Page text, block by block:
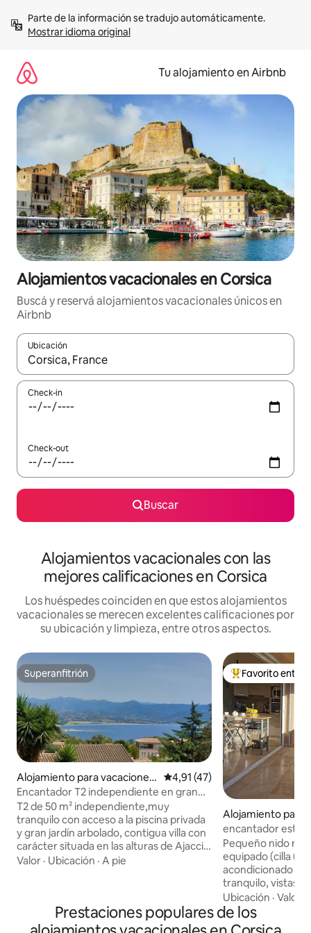
contenidoMostrar idioma original
Tu alojamiento en Airbnb
Alojamientos vacacionales en Corsica
Buscá y reservá alojamientos vacacionales únicos en
Airbnb
Ubicación
Cuando los resultados estén disponibles, navegá con las
Check-in
Check-out
Buscar
Alojamientos vacacionales con las
mejores calificaciones en Corsica
Los huéspedes coinciden en que estos alojamientos
vacacionales se merecen excelentes calificaciones por
su ubicación y limpieza, entre otros aspectos.
Superanfitrión
Superanfitrión
Alojamiento para vacaciones
en Ajaccio
Calificación promedio: 4,91 de
4,91 (47)
Encantador T2 independiente en gran
propiedad privada
T2 de 50 m² independiente,muy
tranquilo con acceso a la piscina privada
y gran jardín arbolado, contigua villa con
carácter situada en las alturas de Ajaccio
en la popular zona de SALARIO, a 10
departamento luminoso cuenta con un
dormitorio espacioso: cama king size,
Valor · Ubicación · A pie
Favorito entre
Favorito entre
Alojamiento para
en Calenzana
encantador
terrazas 1 jardín
Pequeño nido
equipado (cilla
acondicionado en
tranquilo, vistas
montaña. 2 terrazas, 1
compartir las
sol.
Ubicación ·Valor
Prestaciones populares de los